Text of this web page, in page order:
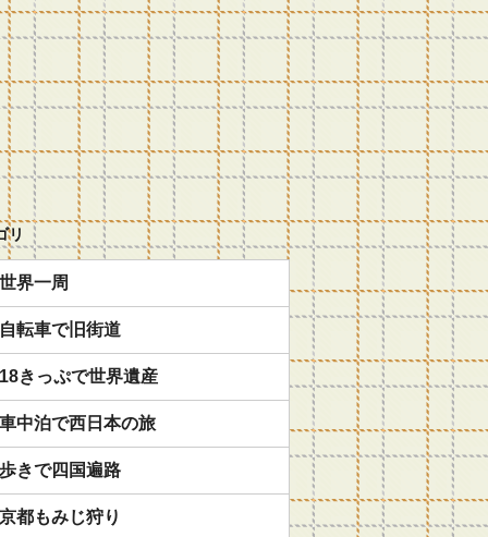
リ
世界一周
自転車で旧街道
18きっぷで世界遺産
車中泊で西日本の旅
歩きで四国遍路
京都もみじ狩り